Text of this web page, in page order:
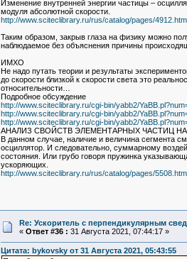
Изменение внутренней энергии частицы –
модуля абсолютной скорости.
http://www.sciteclibrary.ru/rus/catalog/pages/
Таким образом, закрыв глаза на физику можно
наблюдаемое без объяснения причины
ИМХО
Не надо путать теории и результаты
до скорости близкой к скорости света это
относительности…
Подробное обсуждение
http://www.sciteclibrary.ru/cgi-bin/yabb2/
http://www.sciteclibrary.ru/cgi-bin/yabb2/
http://www.sciteclibrary.ru/cgi-bin/yabb2/
АНАЛИЗ СВОЙСТВ ЭЛЕМЕНТАРНЫХ ЧАСТИЦ
В данном случае, наличие и величина сегмента
осциллятор. И следовательно, суммарному
состояния. Или грубо говоря пружинка
ускоряющих.
http://www.sciteclibrary.ru/rus/catalog/pages/
Re: Ускоритель с перпендикулярным
« Ответ #36 : 31 Августа 2021, 07:44:17 »
Цитата: bykovsky от 31 Августа 2021, 05:43:55